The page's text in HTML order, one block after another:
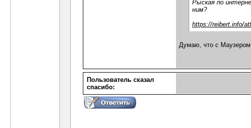
Рыская по
ним?
https://reibert.info/
Думаю, что с Маузером
Пользователь сказал
cпасибо: